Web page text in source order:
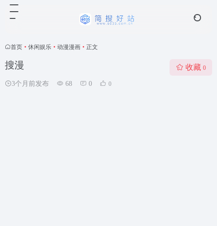
首页 • 休闲娱乐 • 动漫漫画 • 正文
搜漫
3个月前发布 68 0 0
收藏 0